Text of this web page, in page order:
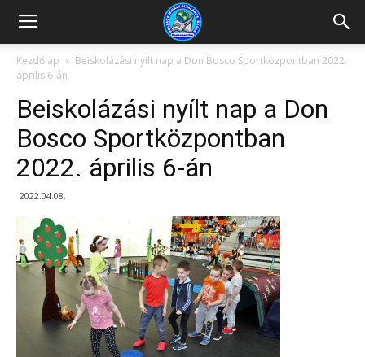
Kazincbarcikai
Pollack
Mihály
Általános
Kezdőlap
Beiskolázási nyílt nap a Don Bosco Sportközpontban 2022.
április 6-án
Beiskolázási nyílt nap a Don
Bosco Sportközpontban
2022. április 6-án
2022.04.08.